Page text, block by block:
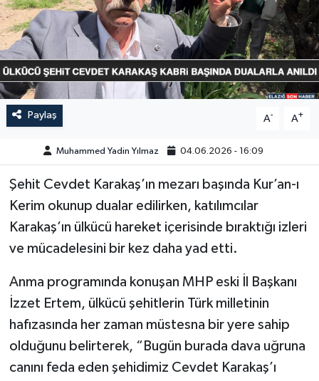
Paylaş A- A+
Muhammed Yadin Yılmaz 04.06.2026 - 16:09
Şehit Cevdet Karakaş’ın mezarı başında Kur’an-ı
Kerim okunup dualar edilirken, katılımcılar
Karakaş’ın ülkücü hareket içerisinde bıraktığı izleri
ve mücadelesini bir kez daha yad etti.
Anma programında konuşan MHP eski İl Başkanı
İzzet Ertem, ülkücü şehitlerin Türk milletinin
hafızasında her zaman müstesna bir yere sahip
olduğunu belirterek, “Bugün burada dava uğruna
canını feda eden şehidimiz Cevdet Karakaş’ı
MAGAZİN
MEDYA
ÖZEL HABER
POLİTİKA
SİYASET
SPOR
YAŞAM